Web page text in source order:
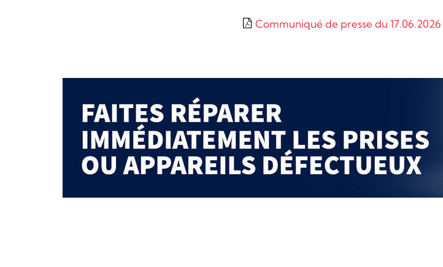
Communiqué de presse du 17.06.2026